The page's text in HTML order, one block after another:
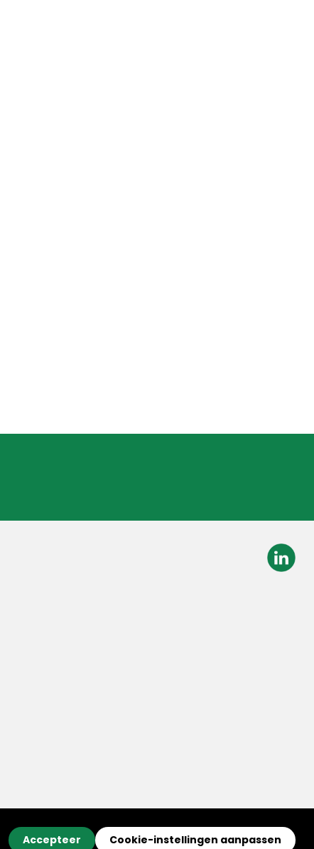
© 2026 Ortessa Disclaimer
Accepteer Cookie-instellingen aanpassen